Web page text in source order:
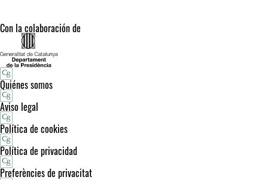
Con la colaboración de
Quiénes somos
Aviso legal
Política de cookies
Política de privacidad
Preferències de privacitat